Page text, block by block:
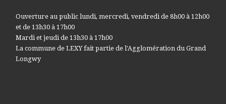
Ouverture au public lundi, mercredi, vendredi de 8h00 à 12h00
et de 13h30 à 17h00
Mardi et jeudi de 13h30 à 17h00
La commune de LEXY fait partie de l'Agglomération du Grand
Longwy